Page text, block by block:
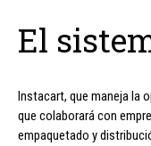
El
Instacart, que maneja la
que colaborará con
empaquetado y